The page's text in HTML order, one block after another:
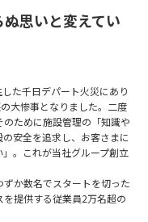
思いと変えてい
た千日デパート火災にあり
大惨事となりました。二度
ために施設管理の「知識や
安全を追求し、お客さまに
。これが当社グループ創立
か数名でスタートを切った
提供する従業員2万名超の